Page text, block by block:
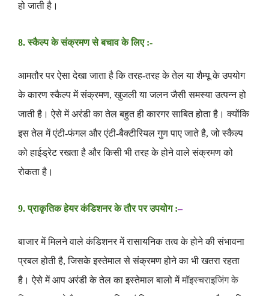
हो जाती है ।
8. स्कैल्प के संक्रमण से बचाव के लिए :-
आमतौर पर ऐसा देखा जाता है कि तरह-तरह के तेल या शैम्पू के उपयोग
के कारण स्कैल्प में संक्रमण, खुजली या जलन जैसी समस्या उत्पन्न हो
जाती है । ऐसे में अरंडी का तेल बहुत ही कारगर साबित होता है । क्योंकि
इस तेल में एंटी-फंगल और एंटी-बैक्टीरियल गुण पाए जाते है, जो स्कैल्प
को हाईड्रेट रखता है और किसी भी तरह के होने वाले संक्रमण को
रोकता है ।
9. प्राकृतिक हेयर कंडिशनर के तौर पर उपयोग :–
बाजार में मिलने वाले कंडिशनर में रासायनिक तत्व के होने की संभावना
प्रबल होती है, जिसके इस्तेमाल से संक्रमण होने का भी खतरा रहता
है । ऐसे में आप अरंडी के तेल का इस्तेमाल बालो मेंमॉइस्चराइजिंग के